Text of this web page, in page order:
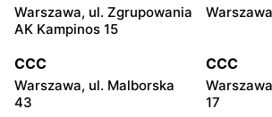
Warszawa, ul. Zgrupowania
AK Kampinos 15
CCC
Warszawa, ul. Malborska
43
CCC
17